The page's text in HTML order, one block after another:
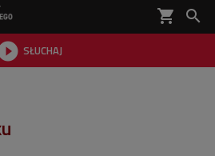
shopping_cart 
SŁUCHAJ
